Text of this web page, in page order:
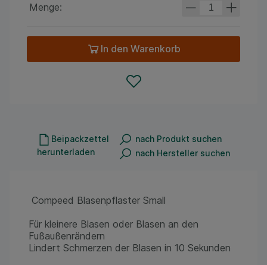
Menge:
In den Warenkorb
Beipackzettel
herunterladen
nach Produkt suchen
nach Hersteller suchen
Compeed Blasenpflaster Small
Für kleinere Blasen oder Blasen an den
Fußaußenrändern
Lindert Schmerzen der Blasen in 10 Sekunden